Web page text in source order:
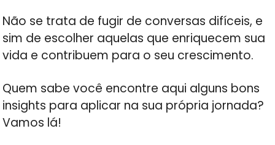
Não se trata de fugir de conversas difíceis, e
sim de escolher aquelas que enriquecem sua
vida e contribuem para o seu crescimento.
Quem sabe você encontre aqui alguns bons
insights para aplicar na sua própria jornada?
Vamos lá!